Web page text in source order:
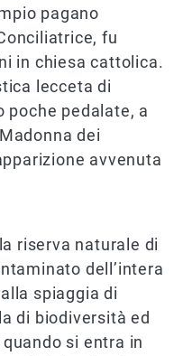
pagano
fu
in chiesa cattolica.
lecceta di
poche pedalate, a
dei
avvenuta
riserva naturale di
dell’intera
spiaggia di
di biodiversità ed
si entra in